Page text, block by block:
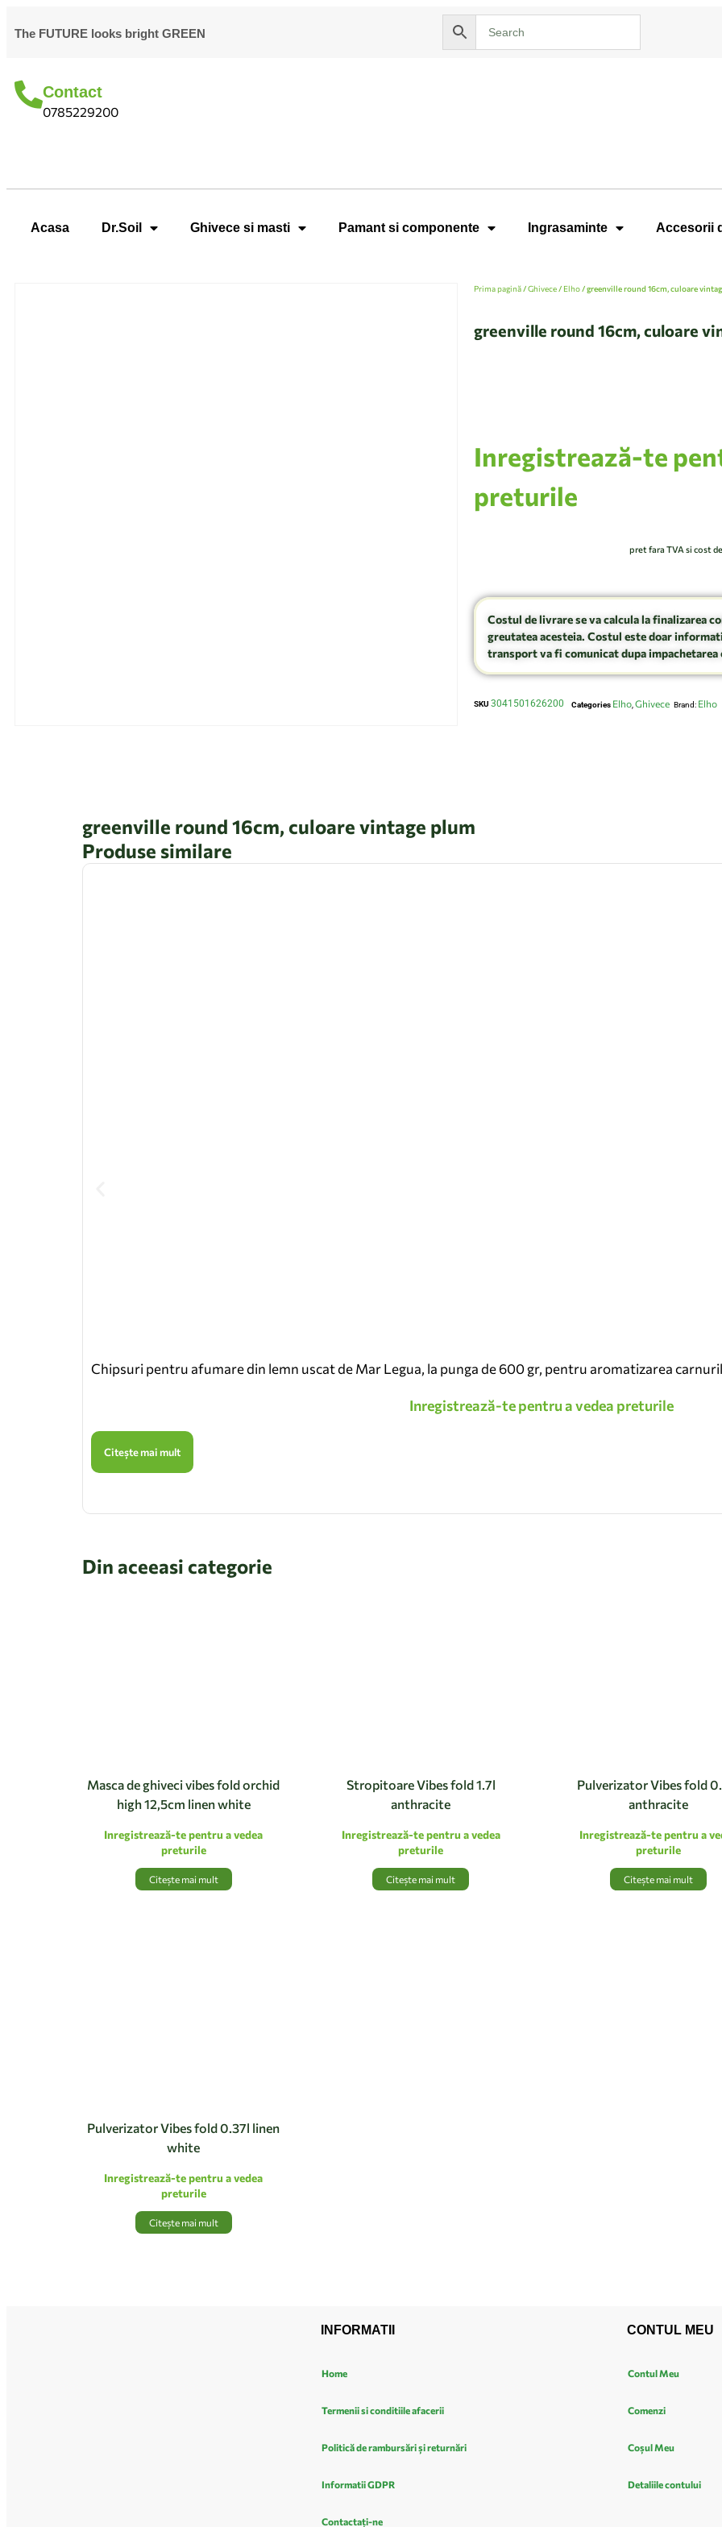
The FUTURE looks bright GREEN
Contact
0785229200
Acasa Dr.Soil Ghivece si masti Pamant si componente Ingrasaminte Accesorii
Prima pagină/Ghivece/ Elho/ greenville round 16cm, culoare
greenville round 16cm, culoare
Inregistrează-te
preturile
pret fara TVA si cost
Costul de livrare se va calcula la finalizarea
greutatea acesteia. Costul este doar
transport va fi comunicat dupa impachetarea
SKU 3041501626200 Categories Elho Ghivece Brand: Elho
greenville round 16cm, culoare vintage plum
Produse similare
Chipsuri pentru afumare din lemn uscat de Mar Legua, la punga de 600 gr, pentru aromatizarea
Inregistrează-te pentru a vedea preturile
Citește mai mult
Din aceeasi categorie
Masca de ghiveci vibes fold orchid
high 12,5cm linen white
Inregistrează-te pentru a vedea
preturile
Citește mai mult
Stropitoare Vibes fold 1.7l
anthracite
Inregistrează-te pentru a vedea
preturile
Citește mai mult
Pulverizator Vibes fold
anthracite
Inregistrează-te pentru a
preturile
Citește mai mult
Pulverizator Vibes fold 0.37l linen
white
Inregistrează-te pentru a vedea
preturile
Citește mai mult
INFORMATII
Home
Termenii si conditiile afacerii
Politică de rambursări și returnări
Informatii GDPR
Contactați-ne
CONTUL MEU
Contul Meu
Comenzi
Coșul Meu
Detaliile contului